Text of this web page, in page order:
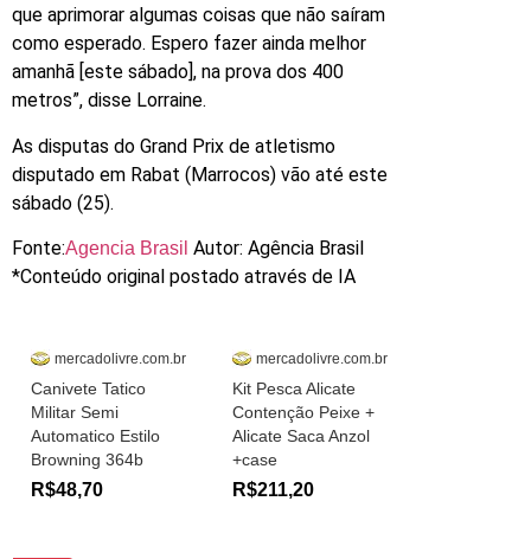
que aprimorar algumas coisas que não saíram
como esperado. Espero fazer ainda melhor
amanhã [este sábado], na prova dos 400
metros”, disse Lorraine.
As disputas do Grand Prix de atletismo
disputado em Rabat (Marrocos) vão até este
sábado (25).
Fonte:Agencia Brasil Autor: Agência Brasil
*Conteúdo original postado através de IA
mercadolivre.com.br
Canivete Tatico
Militar Semi
Automatico Estilo
Browning 364b
R$48,70
mercadolivre.com.br
Kit Pesca Alicate
Contenção Peixe +
Alicate Saca Anzol
+case
R$211,20